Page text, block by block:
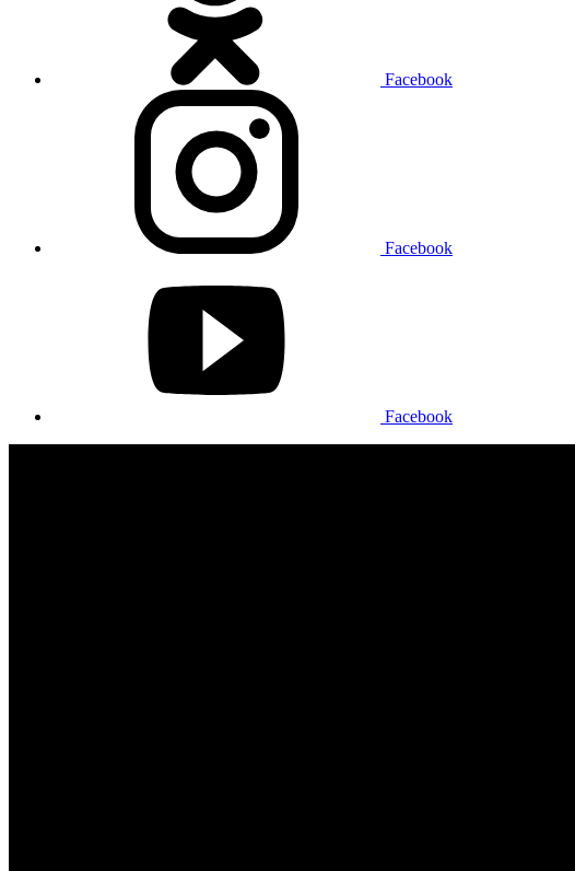
Facebook
Facebook
Facebook